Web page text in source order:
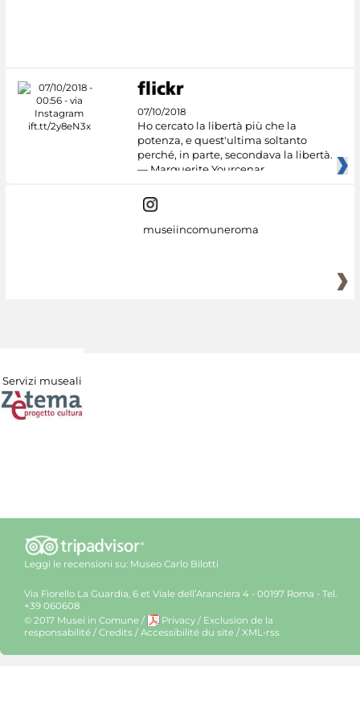
07/10/2018
Ho cercato la libertà più che la
potenza, e quest'ultima soltanto
perché, in parte, secondava la libertà.
— Marguerite Yourcenar
museiincomuneroma
Servizi museali
Leggi le recensioni su: Museo Carlo Bilotti
Via Fiorello La Guardia, 6 et Viale dell’Aranciera 4 - 00197 Roma - Tel.
+39 060608
© 2017 Musei in Comune / Privacy / Exclusion de la
responsabilité / Credits / Accessibilité du site / XML-rss